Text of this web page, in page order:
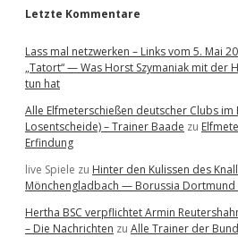
Letzte Kommentare
Lass mal netzwerken – Links vom 5. Mai
„Tatort“ — Was Horst Szymaniak mit der
tun hat
Alle Elfmeterschießen deutscher Clubs
Losentscheide) – Trainer Baade zu
Erfindung
live Spiele zu Hinter den Kulissen des
Mönchengladbach — Borussia Dortmund
Hertha BSC verpflichtet Armin
– Die Nachrichten zu Alle Trainer der